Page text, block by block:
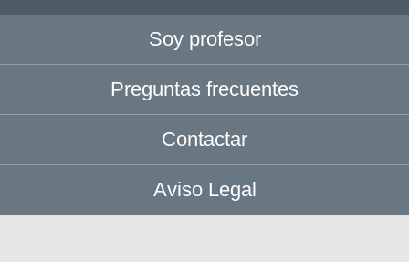
Soy profesor
Preguntas frecuentes
Contactar
Aviso Legal